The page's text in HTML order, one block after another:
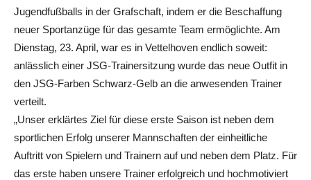
Jugendfußballs in der Grafschaft, indem er die Beschaffung
neuer Sportanzüge für das gesamte Team ermöglichte. Am
Dienstag, 23. April, war es in Vettelhoven endlich soweit:
anlässlich einer JSG-Trainersitzung wurde das neue Outfit in
den JSG-Farben Schwarz-Gelb an die anwesenden Trainer
verteilt.
„Unser erklärtes Ziel für diese erste Saison ist neben dem
sportlichen Erfolg unserer Mannschaften der einheitliche
Auftritt von Spielern und Trainern auf und neben dem Platz. Für
das erste haben unsere Trainer erfolgreich und hochmotiviert